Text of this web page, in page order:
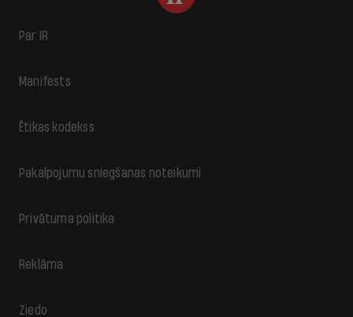
Par IR
Manifests
Ētikas kodekss
Pakalpojumu sniegšanas noteikumi
Privātuma politika
Reklāma
Ziedo